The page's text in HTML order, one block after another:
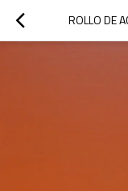
ROLLO DE